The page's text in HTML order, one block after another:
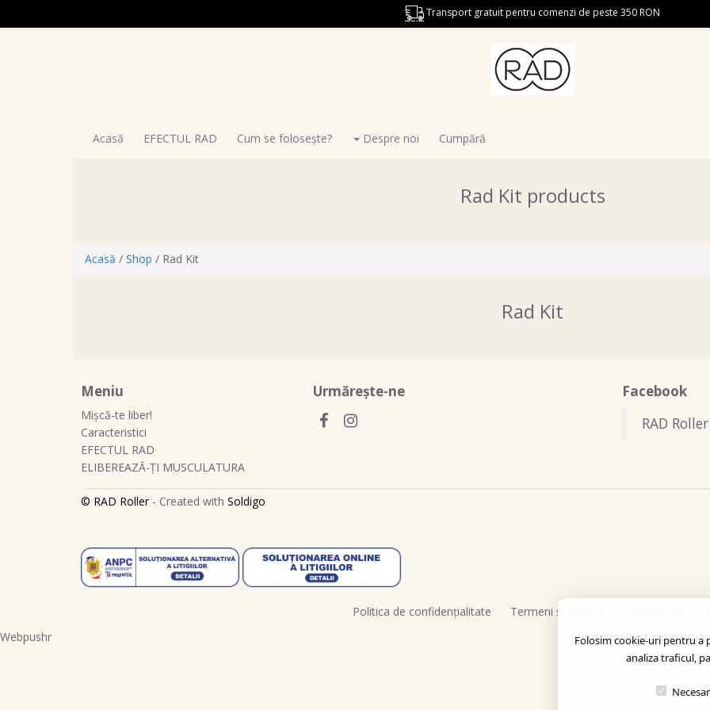
Transport gratuit pentru comenzi de peste 350 RON
Acasă EFECTUL RAD Cum se folosește? Despre noi Cumpără
Rad Kit products
Acasă / Shop / Rad Kit
Rad Kit
Meniu
Mișcă-te liber!
Caracteristici
EFECTUL RAD
ELIBEREAZĂ-ȚI MUSCULATURA
Urmăreşte-ne Facebook
RAD Roller
© RAD Roller- Created with Soldigo
Politica de confidenţialitate Termeni şi condiţii
Webpushr
Folosim cookie-uri pentru a
analiza traficul,